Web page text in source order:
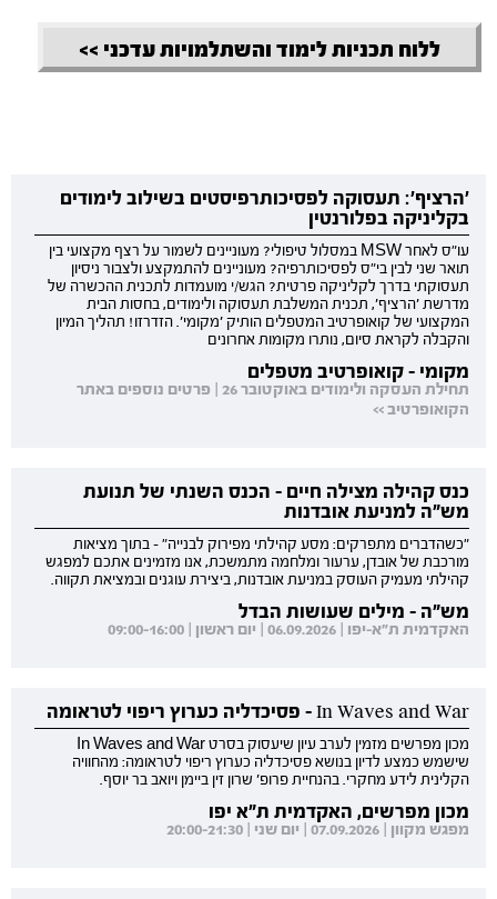
ללוח תכניות לימוד והשתלמויות עדכני >>
'הרציף': תעסוקה לפסיכותרפיסטים בשילוב לימודים
בקליניקה בפלורנטין
עו"ס לאחר MSW במסלול טיפולי? מעוניינים לשמור על רצף מקצועי בין
תואר שני לבין בי"ס לפסיכותרפיה? מעוניינים להתמקצע ולצבור ניסיון
תעסוקתי בדרך לקליניקה פרטית? הגש/י מועמדות לתכנית ההכשרה של
מדרשת 'הרציף', תכנית המשלבת תעסוקה ולימודים, בחסות הבית
המקצועי של קואופרטיב המטפלים הותיק 'מקומי'. הזדרזו! תהליך המיון
והקבלה לקראת סיום, נותרו מקומות אחרונים
מקומי - קואופרטיב מטפלים
תחילת העסקה ולימודים באוקטובר 26 | פרטים נוספים באתר
הקואופרטיב >>
כנס קהילה מצילה חיים - הכנס השנתי של תנועת
מש"ה למניעת אובדנות
"כשהדברים מתפרקים: מסע קהילתי מפירוק לבנייה" - בתוך מציאות
מורכבת של אובדן, ערעור ומלחמה מתמשכת, אנו מזמינים אתכם למפגש
קהילתי מעמיק העוסק במניעת אובדנות, ביצירת עוגנים ובמציאת תקווה.
מש"ה - מילים שעושות הבדל
האקדמית ת"א-יפו | 06.09.2026 | יום ראשון | 09:00-16:00
In Waves and War - פסיכדליה כערוץ ריפוי לטראומה
מכון מפרשים מזמין לערב עיון שיעסוק בסרט In Waves and War
שישמש כמצע לדיון בנושא פסיכדליה כערוץ ריפוי לטראומה: מהחוויה
הקלינית לידע מחקרי. בהנחיית פרופ' שרון זין ביימן ויואב בר יוסף.
מכון מפרשים, האקדמית ת"א יפו
מפגש מקוון | 07.09.2026 | יום שני | 20:00-21:30